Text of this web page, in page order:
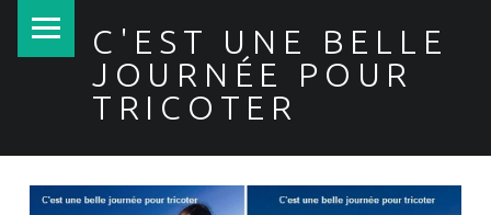
C'EST UNE BELLE
JOURNÉE POUR
TRICOTER